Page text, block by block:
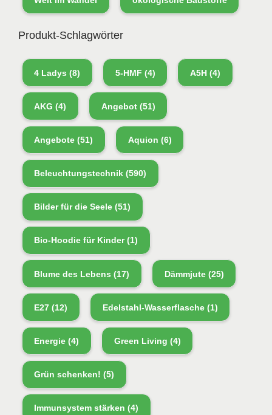
Produkt-Schlagwörter
4 Ladys (8) 5-HMF (4) A5H(4)
AKG (4) Angebot(51)
Angebote (51) Aquion (6)
Beleuchtungstechnik (590)
Bilder für die Seele (51)
Bio-Hoodie für Kinder(1)
Blume des Lebens (17) Dämmjute(25)
E27 (12) Edelstahl-Wasserflasche(1)
Energie (4) Green Living (4)
Grün schenken! (5)
Immunsystem stärken (4)